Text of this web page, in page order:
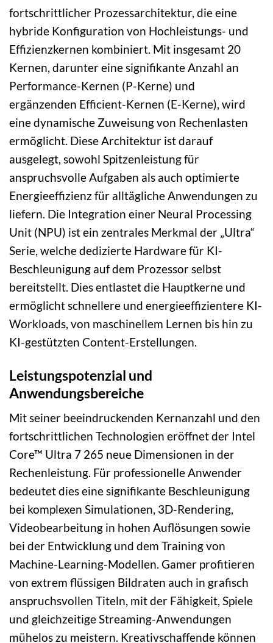
fortschrittlicher Prozessarchitektur, die eine
hybride Konfiguration von Hochleistungs- und
Effizienzkernen kombiniert. Mit insgesamt 20
Kernen, darunter eine signifikante Anzahl an
Performance-Kernen (P-Kerne) und
ergänzenden Efficient-Kernen (E-Kerne), wird
eine dynamische Zuweisung von Rechenlasten
ermöglicht. Diese Architektur ist darauf
ausgelegt, sowohl Spitzenleistung für
anspruchsvolle Aufgaben als auch optimierte
Energieeffizienz für alltägliche Anwendungen zu
liefern. Die Integration einer Neural Processing
Unit (NPU) ist ein zentrales Merkmal der „Ultra“
Serie, welche dedizierte Hardware für KI-
Beschleunigung auf dem Prozessor selbst
bereitstellt. Dies entlastet die Hauptkerne und
ermöglicht schnellere und energieeffizientere KI-
Workloads, von maschinellem Lernen bis hin zu
KI-gestützten Content-Erstellungen.
Leistungspotenzial und
Anwendungsbereiche
Mit seiner beeindruckenden Kernanzahl und den
fortschrittlichen Technologien eröffnet der Intel
Core™ Ultra 7 265 neue Dimensionen in der
Rechenleistung. Für professionelle Anwender
bedeutet dies eine signifikante Beschleunigung
bei komplexen Simulationen, 3D-Rendering,
Videobearbeitung in hohen Auflösungen sowie
bei der Entwicklung und dem Training von
Machine-Learning-Modellen. Gamer profitieren
von extrem flüssigen Bildraten auch in grafisch
anspruchsvollen Titeln, mit der Fähigkeit, Spiele
und gleichzeitige Streaming-Anwendungen
mühelos zu meistern. Kreativschaffende können